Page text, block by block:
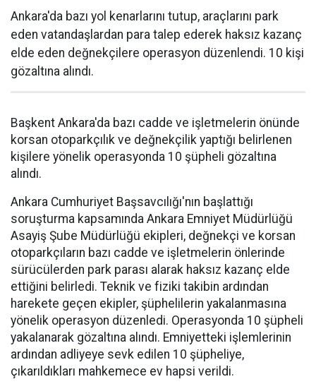
Ankara'da bazı yol kenarlarını tutup, araçlarını park
eden vatandaşlardan para talep ederek haksız kazanç
elde eden değnekçilere operasyon düzenlendi. 10 kişi
gözaltına alındı.
Başkent Ankara'da bazı cadde ve işletmelerin önünde
korsan otoparkçılık ve değnekçilik yaptığı belirlenen
kişilere yönelik operasyonda 10 şüpheli gözaltına
alındı.
Ankara Cumhuriyet Başsavcılığı'nın başlattığı
soruşturma kapsamında Ankara Emniyet Müdürlüğü
Asayiş Şube Müdürlüğü ekipleri, değnekçi ve korsan
otoparkçıların bazı cadde ve işletmelerin önlerinde
sürücülerden park parası alarak haksız kazanç elde
ettiğini belirledi. Teknik ve fiziki takibin ardından
harekete geçen ekipler, şüphelilerin yakalanmasına
yönelik operasyon düzenledi. Operasyonda 10 şüpheli
yakalanarak gözaltına alındı. Emniyetteki işlemlerinin
ardından adliyeye sevk edilen 10 şüpheliye,
çıkarıldıkları mahkemece ev hapsi verildi.